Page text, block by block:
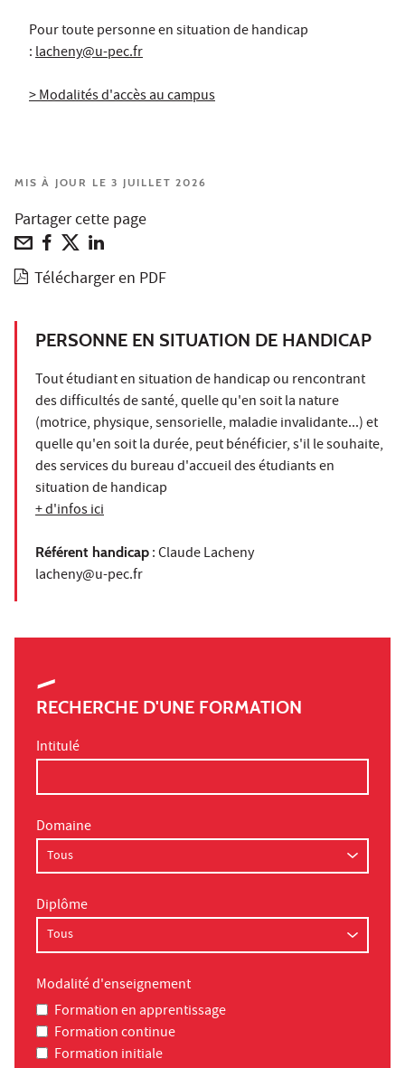
Pour toute personne en situation de handicap
:lacheny@u-pec.fr
> Modalités d'accès au campus
MIS À JOUR LE 3 JUILLET 2026
Partager cette page
Télécharger en PDF
PERSONNE EN SITUATION DE HANDICAP
Tout étudiant en situation de handicap ou rencontrant
des difficultés de santé, quelle qu'en soit la nature
(motrice, physique, sensorielle, maladie invalidante...) et
quelle qu'en soit la durée, peut bénéficier, s'il le souhaite,
des services du bureau d'accueil des étudiants en
situation de handicap
+ d'infos ici
Référent handicap : Claude Lacheny
lacheny@u-pec.fr
RECHERCHE D'UNE FORMATION
Intitulé
Domaine
Diplôme
Modalité d'enseignement
Formation en apprentissage
Formation continue
Formation initiale